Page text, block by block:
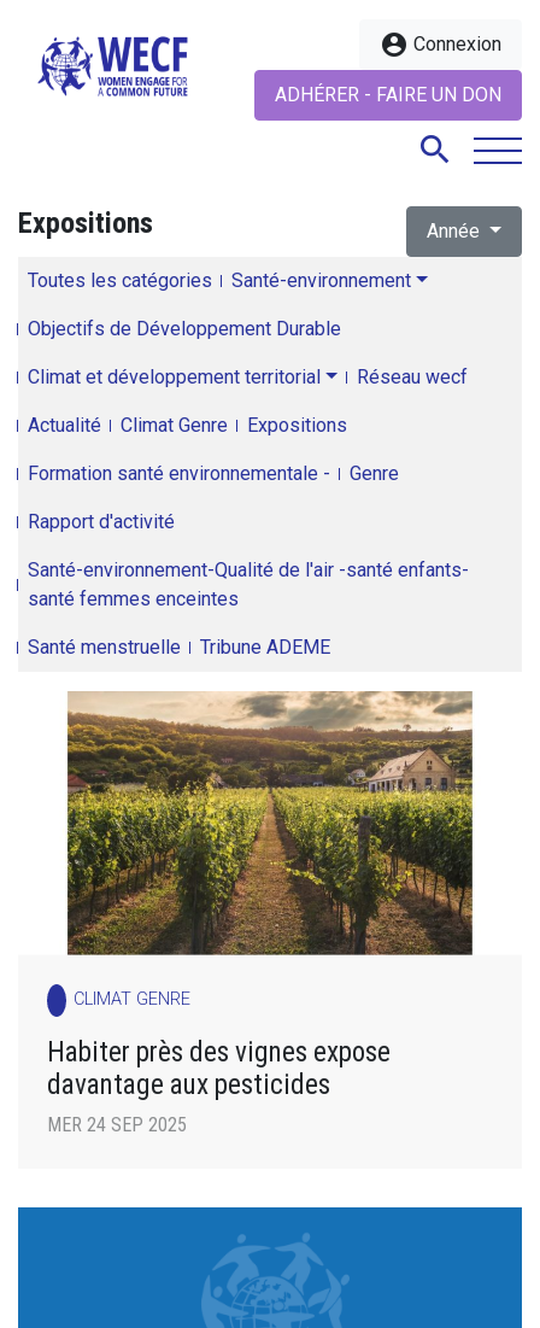
account_circle Connexion
ADHÉRER - FAIRE UN DON
search
Expositions Année
Toutes les catégories Santé-environnement
Objectifs de Développement Durable
Climat et développement territorial Réseau wecf
Actualité Climat Genre Expositions
Formation santé environnementale - Genre
Rapport d'activité
Santé-environnement-Qualité de l'air -santé enfants-
santé femmes enceintes
Santé menstruelle Tribune ADEME
CLIMAT GENRE
Habiter près des vignes expose
davantage aux pesticides
MER 24 SEP 2025